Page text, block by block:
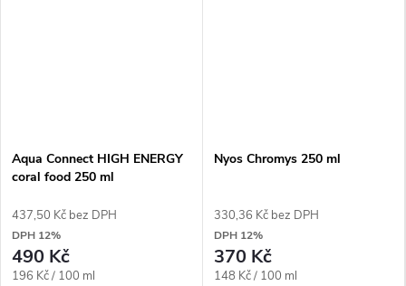
Aqua Connect HIGH ENERGY
coral food 250 ml
437,50 Kč bez DPH
DPH 12%
490 Kč
Měrná
196 Kč / 100 ml
Nyos Chromys 250 ml
330,36 Kč bez DPH
DPH 12%
370 Kč
Měrná
148 Kč / 100 ml